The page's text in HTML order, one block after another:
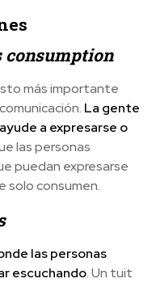
consumption
más importante
La gente
a expresarse o
las personas
puedan expresarse
solo consumen.
las personas
escuchando. Un tuit